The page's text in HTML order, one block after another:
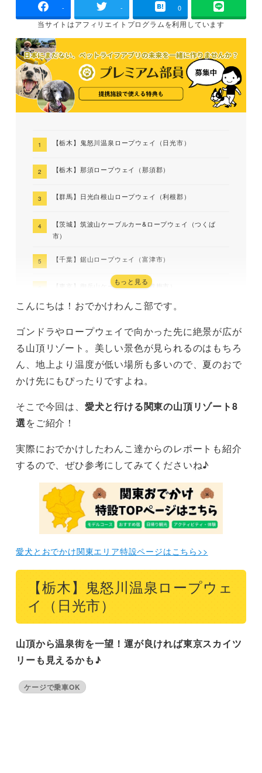
- - 0
当サイトはアフィリエイトプログラムを利用しています
【栃木】鬼怒川温泉ロープウェイ（日光市）
【栃木】那須ロープウェイ（那須郡）
【群馬】日光白根山ロープウェイ（利根郡）
【茨城】筑波山ケーブルカー&ロープウェイ（つくば
市）
【千葉】鋸山ロープウェイ（富津市）
【東京】御岳山ケーブルカー（青梅市）
【神奈川】大涌谷（足柄下郡）
【埼玉】宝登山ロープウェイ（秩父郡）
まとめ
もっと見る
こんにちは！おでかけわんこ部です。
ゴンドラやロープウェイで向かった先に絶景が広が
る山頂リゾート。美しい景色が見られるのはもちろ
ん、地上より温度が低い場所も多いので、夏のおで
かけ先にもぴったりですよね。
そこで今回は、 愛犬と行ける関東の山頂リゾート8
選をご紹介！
実際におでかけしたわんこ達からのレポートも紹介
するので、ぜひ参考にしてみてくださいね♪
愛犬とおでかけ関東エリア特設ページはこちら>>
【栃木】鬼怒川温泉ロープウェ
イ（日光市）
山頂から温泉街を一望！運が良ければ東京スカイツ
リーも見えるかも♪
ケージで乗車OK